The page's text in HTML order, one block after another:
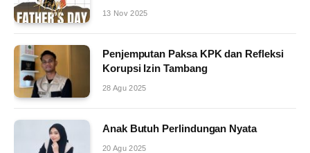
13 Nov 2025
Penjemputan Paksa KPK dan Refleksi
Korupsi Izin Tambang
28 Agu 2025
Anak Butuh Perlindungan Nyata
20 Agu 2025